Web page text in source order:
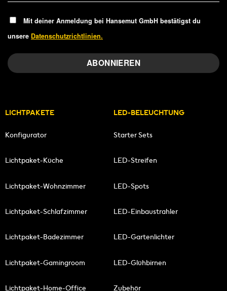
Mit deiner Anmeldung bei Hansemut GmbH bestätigst du
unsere Datenschutzrichtlinien.
LICHTPAKETE
Konfigurator
Lichtpaket-Küche
Lichtpaket-Wohnzimmer
Lichtpaket-Schlafzimmer
Lichtpaket-Badezimmer
Lichtpaket-Gamingroom
Lichtpaket-Home-Office
LED-BELEUCHTUNG
Starter Sets
LED-Streifen
LED-Spots
LED-Einbaustrahler
LED-Gartenlichter
LED-Glühbirnen
Zubehör